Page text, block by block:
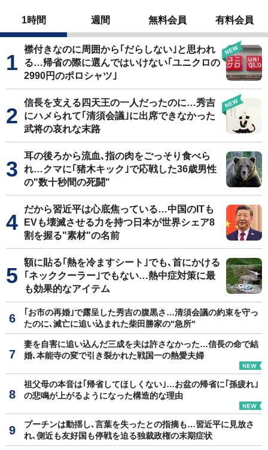
1時間 週間 無料会員 有料会員
襟付きなのに周囲から｢だらしない｣と思われ
る…帰省の際に選んではいけない｢ユニクロの
2990円のポロシャツ｣
信長を支える四天王の一人だったのに…秀吉
にハメられて｢清須会議｣に出席できなかった
武将の哀れな末路
耳の後ろから流血､指の肉をごっそり食べら
れ…クマに｢猪木キック｣で応戦した36歳男性
の"数十秒間の死闘"
だから習近平は心底焦っている…中国のITも
EVも壊滅させる力を持つ日本が世界シェア8
割を握る"素材"の名前
額に貼る｢熱を冷ますシート｣でも､首にかける
｢ネッククーラー｣でもない…熱中症対策に最
も効果的なアイテム
｢お市の再婚｣で露呈した秀吉の腹黒さ…清須会議の約束を守っ
たのに､滅亡に追い込まれた柴田勝家の"急所"
妻を自害に追い込んだ三成を夫は許さなかった…信長の命で結
婚､本能寺の変で引き裂かれた戦国一の熱愛夫婦
祖父母の本音は｢帰省してほしくない｣…お盆の帰省に｢孫疲れ｣
の悲鳴が上がるようになった構造的な理由
プーチンは動揺し､言葉を失ったとの指摘も…習近平に見放さ
れ､側近も友好国も停戦を迫る独裁政権の末期症状